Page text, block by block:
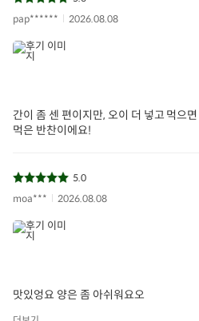
pap******
2026.08.08
간이 좀 센 편이지만, 오이 더 넣고 먹으
먹은 반찬이에요!
5.0
moa***
2026.08.08
맛있엉요 양은 좀 아쉬워요오